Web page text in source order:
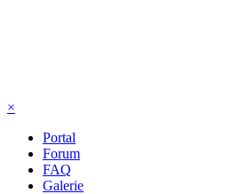
×
Portal
Forum
FAQ
Galerie